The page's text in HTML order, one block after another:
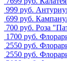
999 руб.
699 руб.
700 руб. Роза
1700 руб.
2550 руб.
2550 руб.